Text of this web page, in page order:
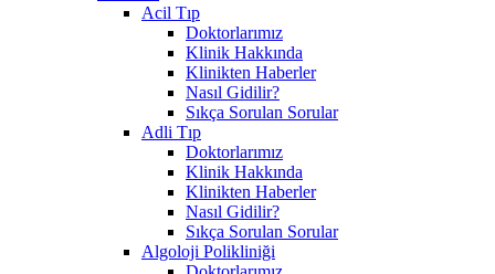
Acil Tıp
Doktorlarımız
Klinik Hakkında
Klinikten Haberler
Nasıl Gidilir?
Sıkça Sorulan Sorular
Adli Tıp
Doktorlarımız
Klinik Hakkında
Klinikten Haberler
Nasıl Gidilir?
Sıkça Sorulan Sorular
Algoloji Polikliniği